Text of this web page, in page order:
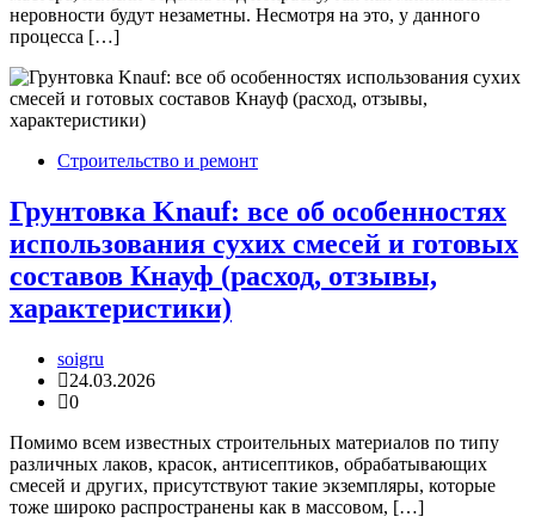
неровности будут незаметны. Несмотря на это, у данного
процесса […]
Строительство и ремонт
Грунтовка Knauf: все об особенностях
использования сухих смесей и готовых
составов Кнауф (расход, отзывы,
характеристики)
soigru
24.03.2026
0
Помимо всем известных строительных материалов по типу
различных лаков, красок, антисептиков, обрабатывающих
смесей и других, присутствуют такие экземпляры, которые
тоже широко распространены как в массовом, […]